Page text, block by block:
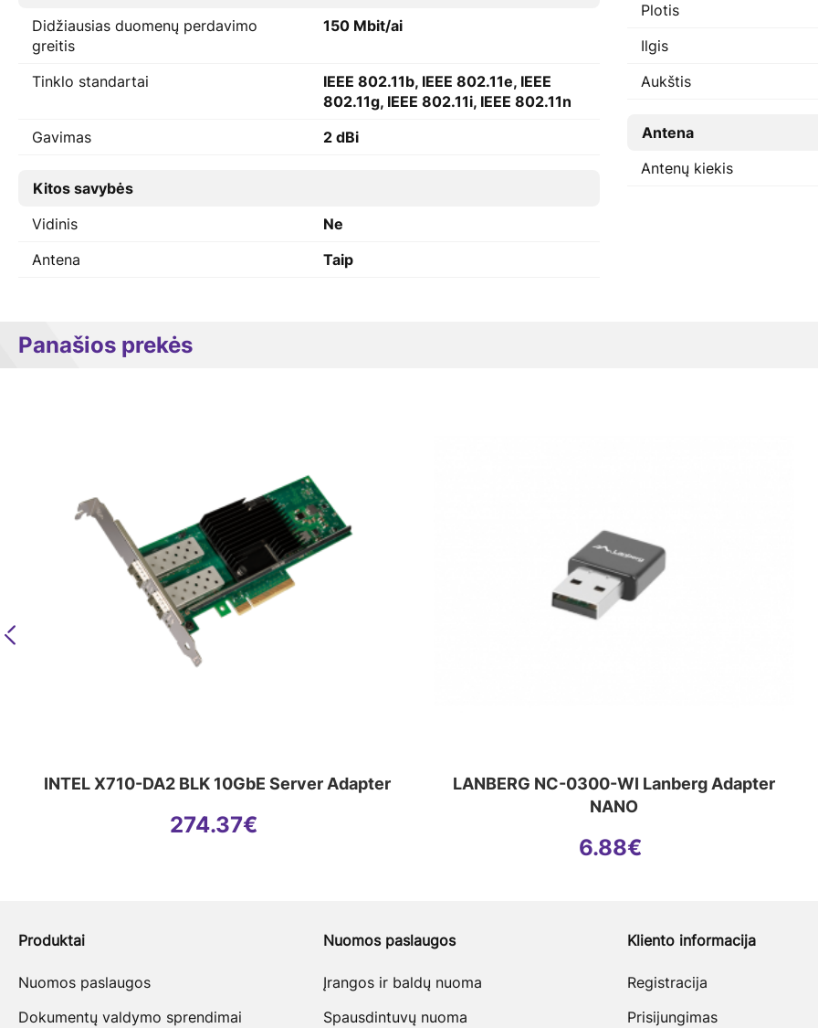
Didžiausias duomenų perdavimo
greitis
150 Mbit/ai
Tinklo standartai
IEEE 802.11b, IEEE 802.11e, IEEE
802.11g, IEEE 802.11i, IEEE 802.11n
Gavimas
2 dBi
Kitos savybės
Vidinis
Ne
Antena
Taip
Plotis
Ilgis
Aukštis
Antena
Antenų kiekis
Panašios prekės
Previous
INTEL X710-DA2 BLK 10GbE Server Adapter
274.37€
LANBERG NC-0300-WI Lanberg Adapter
NANO
6.88€
Produktai
Nuomos paslaugos
Dokumentų valdymo sprendimai
Nuomos paslaugos
Įrangos ir baldų nuoma
Spausdintuvų nuoma
Kliento informacija
Registracija
Prisijungimas